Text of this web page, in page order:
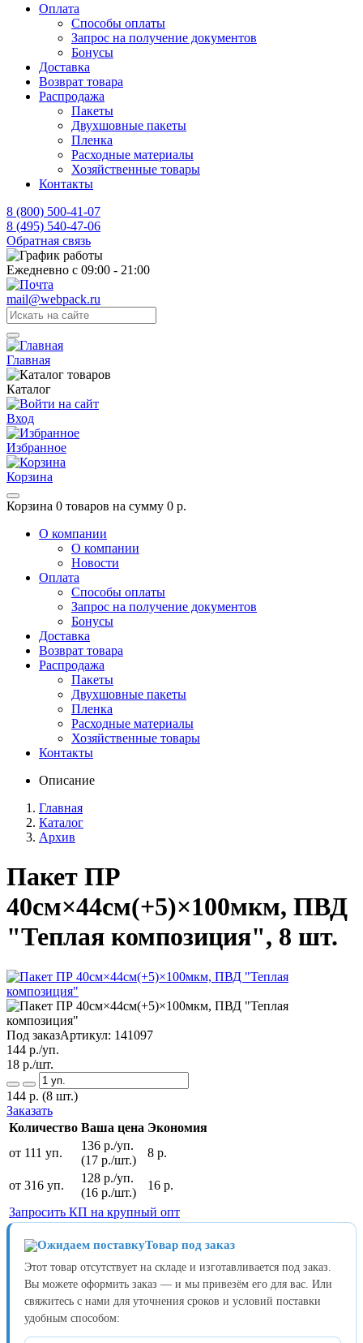
Оплата
Способы оплаты
Запрос на получение документов
Бонусы
Доставка
Возврат товара
Распродажа
Пакеты
Двухшовные пакеты
Пленка
Расходные материалы
Хозяйственные товары
Контакты
8 (800) 500-41-07
8 (495) 540-47-06
Обратная связь
Ежедневно с 09:00 - 21:00
mail@webpack.ru
Главная
Каталог
Вход
Избранное
Корзина
Корзина 0 товаров на сумму 0 р.
О компании
О компании
Новости
Оплата
Способы оплаты
Запрос на получение документов
Бонусы
Доставка
Возврат товара
Распродажа
Пакеты
Двухшовные пакеты
Пленка
Расходные материалы
Хозяйственные товары
Контакты
Описание
Главная
Каталог
Архив
Пакет ПР
40см×44см(+5)×100мкм, ПВД
"Теплая композиция", 8 шт.
Под заказАртикул: 141097
144 р./уп.
18 р./шт.
144 р. (8 шт.)
Заказать
Количество Ваша цена Экономия
от 111 уп.
136 р./уп.
(17 р./шт.)
8 р.
от 316 уп.
128 р./уп.
(16 р./шт.)
16 р.
Запросить КП на крупный опт
Товар под заказ
Этот товар отсутствует на складе и изготавливается под заказ.
Вы можете оформить заказ — и мы привезём его для вас. Или
свяжитесь с нами для уточнения сроков и условий поставки
удобным способом: